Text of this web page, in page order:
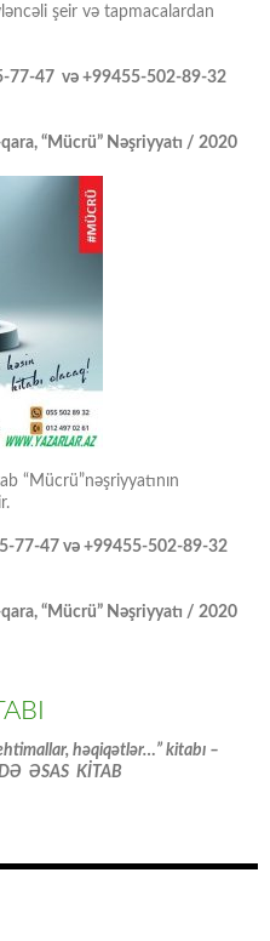
şeir və tapmacalardan
77-47 və +99455-502-89-32
“Mücrü” Nəşriyyatı / 2020
“Mücrü”nəşriyyatının
77-47 və +99455-502-89-32
“Mücrü” Nəşriyyatı / 2020
həqiqətlər…” kitabı –
ƏSAS KİTAB